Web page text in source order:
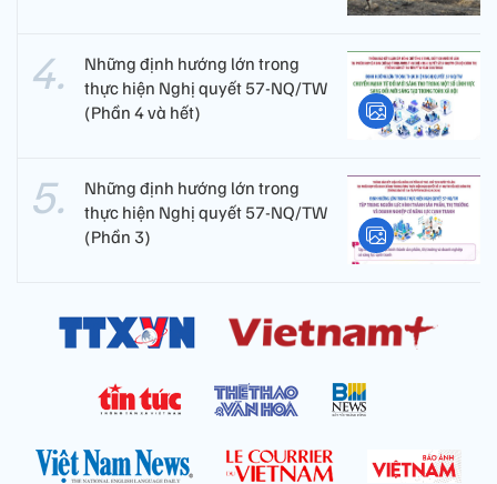
Những định hướng lớn trong
thực hiện Nghị quyết 57-NQ/TW
(Phần 4 và hết)
Những định hướng lớn trong
thực hiện Nghị quyết 57-NQ/TW
(Phần 3)